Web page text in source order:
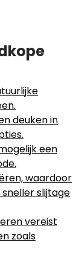
deuken in
een
waardoor
slijtage
vereist
zoals